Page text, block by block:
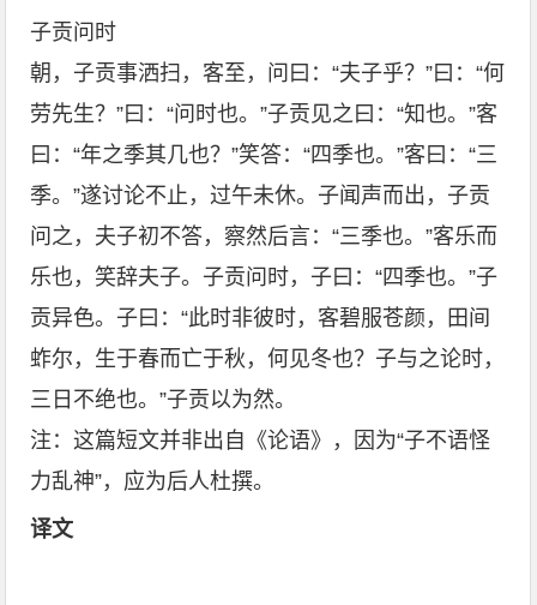
子贡问时
朝，子贡事洒扫，客至，问曰：“夫子乎？”曰：“何
劳先生？”曰：“问时也。”子贡见之曰：“知也。”客
曰：“年之季其几也？”笑答：“四季也。”客曰：“三
季。”遂讨论不止，过午未休。子闻声而出，子贡
问之，夫子初不答，察然后言：“三季也。”客乐而
乐也，笑辞夫子。子贡问时，子曰：“四季也。”子
贡异色。子曰：“此时非彼时，客碧服苍颜，田间
蚱尔，生于春而亡于秋，何见冬也？子与之论时，
三日不绝也。”子贡以为然。
注：这篇短文并非出自《论语》，因为“子不语怪
力乱神”，应为后人杜撰。
译文